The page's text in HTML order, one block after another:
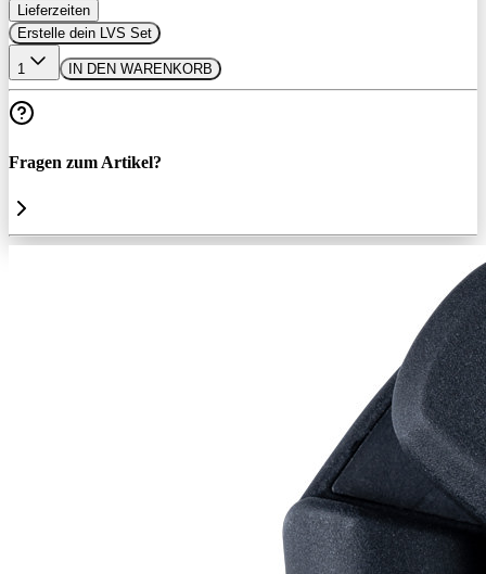
Lieferzeiten
Erstelle dein LVS Set
1 IN DEN WARENKORB
Fragen zum Artikel?